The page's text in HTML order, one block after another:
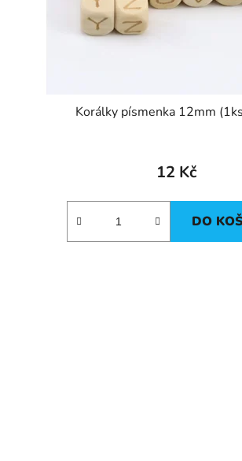
Korálky písmenka 12mm
12 Kč
DO